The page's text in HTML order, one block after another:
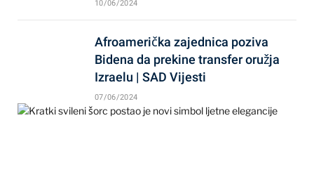
10/06/2024
Afroamerička zajednica poziva
Bidena da prekine transfer oružja
Izraelu | SAD Vijesti
07/06/2024